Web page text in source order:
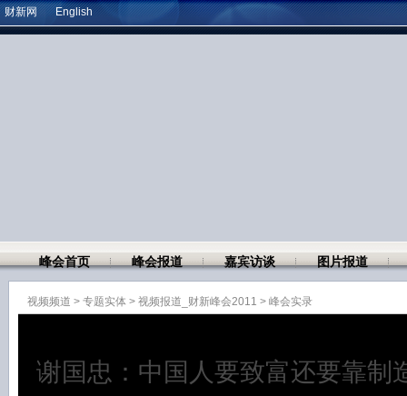
财新网 English
峰会首页 峰会报道 嘉宾访谈 图片报道
视频频道 > 专题实体 > 视频报道_财新峰会2011 > 峰会实录
谢国忠：中国人要致富还要靠制